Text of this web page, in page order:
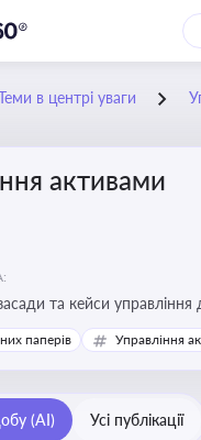
в центрі уваги
активами
та кейси управління
та корпоративними
які відповідають за
паперів Управління
(AI) Усі публікації